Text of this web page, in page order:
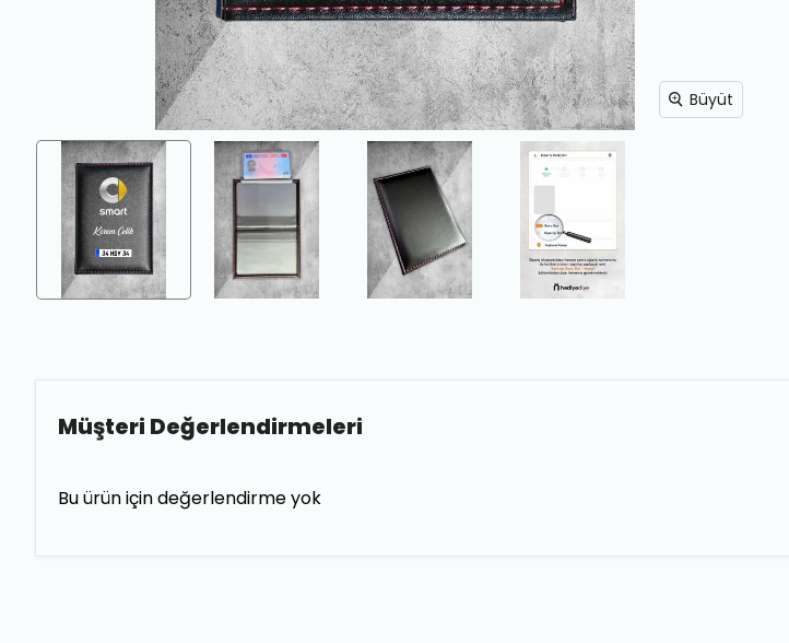
Büyüt
Müşteri Değerlendirmeleri
Bu ürün için değerlendirme yok